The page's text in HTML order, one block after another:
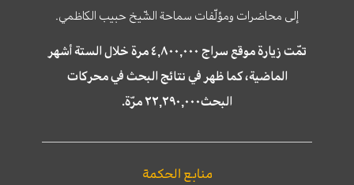
إلى محاضرات ومؤلّفات سماحة الشّيخ حبيب الكاظمي.
تمّت زيارة موقع سراج ٤,٨٠٠,٠٠٠ مرة خلال الستة أشهر
الماضية، كما ظهر في نتائج البحث في محركات
البحث٢٢,٢٩٠,٠٠٠ مرّة.
منابع الحكمة